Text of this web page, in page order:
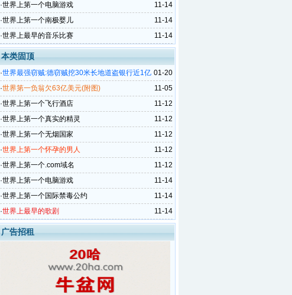
11-14
·世界上第一个电脑游戏
11-14
·世界上第一个南极婴儿
11-14
·世界上最早的音乐比赛
本类固顶
01-20
·世界最强窃贼:德窃贼挖30米长地道盗银行近1亿
欧元
11-05
·世界第一负翁欠63亿美元(附图)
11-12
·世界上第一个飞行酒店
11-12
·世界上第一个真实的精灵
11-12
·世界上第一个无烟国家
11-12
·世界上第一个怀孕的男人
11-12
·世界上第一个.com域名
11-14
·世界上第一个电脑游戏
11-14
·世界上第一个国际禁毒公约
11-14
·世界上最早的歌剧
广告招租